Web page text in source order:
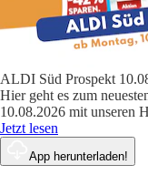
ALDI Süd Prospekt
Hier geht es zum
10.08.2026 mit unseren
Jetzt lesen
App herunterladen!